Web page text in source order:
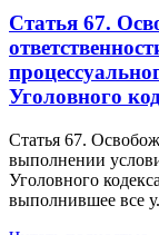
Статья 67.
Уголовного
Статья 67.
выполнении
Уголовного
выполнившее все